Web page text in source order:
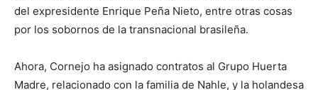
del expresidente Enrique Peña Nieto, entre otras cosas
por los sobornos de la transnacional brasileña.
Ahora, Cornejo ha asignado contratos al Grupo Huerta
Madre, relacionado con la familia de Nahle, y la holandesa